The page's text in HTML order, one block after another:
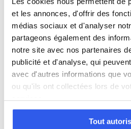
et les annonces, d'offrir des
médias sociaux et d'analyser
partageons également des
notre site avec nos partenaires
publicité et d'analyse, qui
avec d'autres informations que
ou qu'ils ont collectées lors de
services.
Tout
Espagnol
Allemand
Cours par niveau